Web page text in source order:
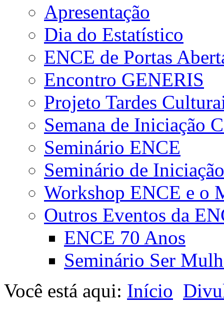
Apresentação
Dia do Estatístico
ENCE de Portas
Encontro GENERIS
Projeto Tardes
Semana de Iniciação
Seminário ENCE
Seminário de
Workshop ENCE e o
Outros Eventos da
ENCE 70 Anos
Seminário Ser
Você está aqui: Início